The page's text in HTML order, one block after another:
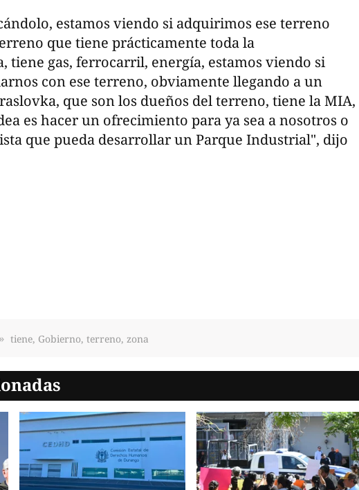
estamos viendo si adquirimos ese terreno
que tiene prácticamente toda la
tiene gas, ferrocarril, energía, estamos viendo si
con ese terreno, obviamente llegando a un
que son los dueños del terreno, tiene la MIA,
es hacer un ofrecimiento para ya sea a nosotros o
que pueda desarrollar un Parque Industrial", dijo
tiene, Gobierno, terreno, zona